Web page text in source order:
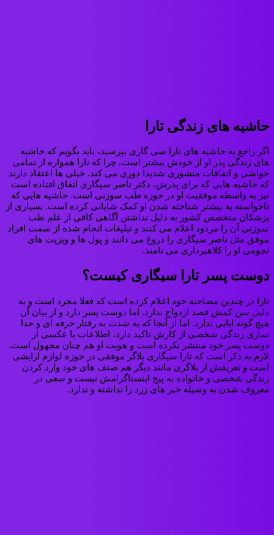
حاشیه های زندگی تارا
اگر راجع به حاشیه های تارا سی گاری بپرسید، باید بگویم که حاشیه
های زندگی پدر او از خودش بیشتر است. چرا که تارا همواره از تمامی
حواشی و اتفاقات منشوری شدیدا دوری می کند. خیلی ها اعتقاد دارند
که حاشیه هایی که برای پدرش، دکتر ناصر سیگاری اتفاق افتاده است
نیز به واسطه موفقیت او در حوزه طب سوزنی است. حاشیه هایی که
ناخواسته به بیشتر شناخته شدن او کمک شایانی کرده است. بسیاری از
پزشکان متخصص کشور به دلیل نداشتن آگاهی کافی از علم طب
سوزنی آن را مردود اعلام می کنند و تبلیغات انجام شده از سمت افراد
موفق مثل ناصر سیگاری را دروغ می دانند و پول ها و ویزیت های
نجومی او را کلاهبرداری می نامند.
دوست پسر تارا سیگاری کیست؟
تارا در چندین مصاحبه خود اعلام کرده است که فعلا مجرد است و به
دلیل سن کمش قصد ازدواج ندارد. اما دوست پسر دارد و از بیان آن
هیچ گونه ابایی ندارد. اما از آنجا که به شدت به رفتار حرفه ای و جدا
سازی زندگی شخصی از کارش تاکید دارد، اطلاعات یا عکسی از
دوست پسر خود منتشر نکرده است و هویت او هم چنان مجهول است.
لازم به ذکر است که تارا سیگاری بلاگر موفقی در حوزه لوازم ارایشی
است و تعریفش از بلاگری مانند دیگر هم صنف های خود وارد کردن
زندگی شخصی و خانواده به پیج اینستاگرامش نیست و سعی در
معروف شدن به وسیله خبر های زرد را نداشته و ندارد.